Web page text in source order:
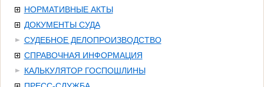
НОРМАТИВНЫЕ АКТЫ
ДОКУМЕНТЫ СУДА
СУДЕБНОЕ ДЕЛОПРОИЗВОДСТВО
СПРАВОЧНАЯ ИНФОРМАЦИЯ
КАЛЬКУЛЯТОР ГОСПОШЛИНЫ